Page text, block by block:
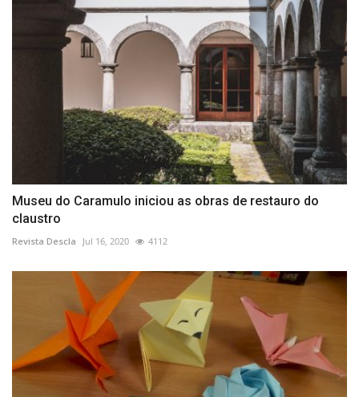
Museu do Caramulo iniciou as obras de restauro do
claustro
Revista Descla Jul 16, 2020 4112